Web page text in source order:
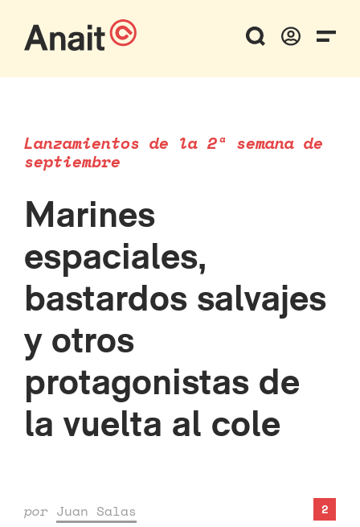
Lanzamientos de la 2ª semana de
septiembre
Marines
espaciales,
bastardos salvajes
y otros
protagonistas de
la vuelta al cole
por Juan Salas 2